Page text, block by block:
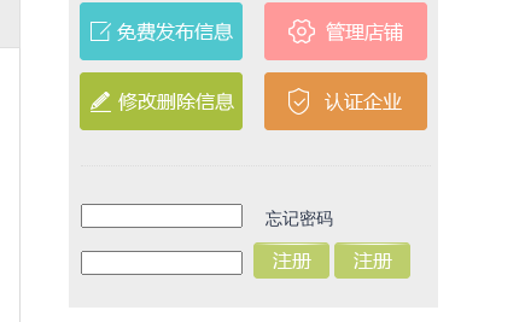
忘记密码